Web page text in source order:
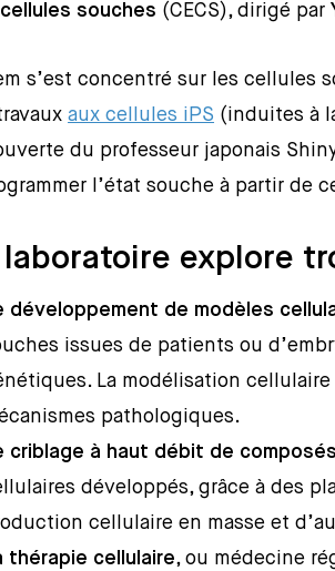
souches (CECS), dirigé par
s’est concentré sur les cellules
aux cellules iPS (induites à
du professeur japonais
l’état souche à partir de
laboratoire explore
développement de modèles
issues de patients ou
La modélisation
pathologiques.
criblage à haut débit de
développés, grâce à des
cellulaire en masse et
thérapie cellulaire, ou médecine